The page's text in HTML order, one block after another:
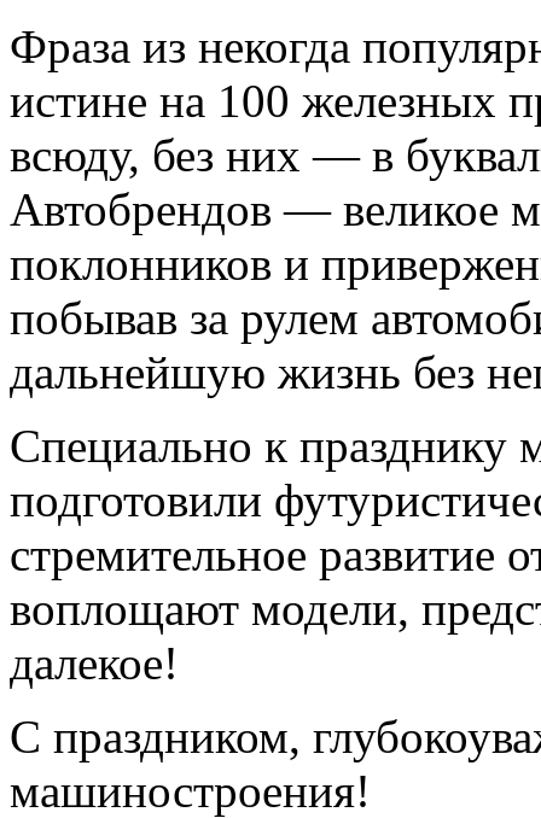
Фраза из некогда
истине на 100 железных
всюду, без них — в
Автобрендов — великое
поклонников и
побывав за рулем
дальнейшую жизнь без
Специально к празднику
подготовили
стремительное развитие
воплощают модели,
далекое!
С праздником,
машиностроения!